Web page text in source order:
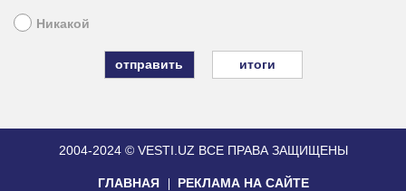
Никакой
итоги
2004-2024 © VESTI.UZ ВСЕ ПРАВА ЗАЩИЩЕНЫ
ГЛАВНАЯ РЕКЛАМА НА САЙТЕ